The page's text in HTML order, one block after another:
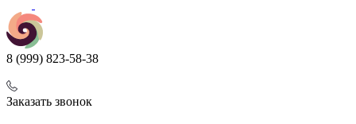
8 (999) 823-58-38
Заказать звонок